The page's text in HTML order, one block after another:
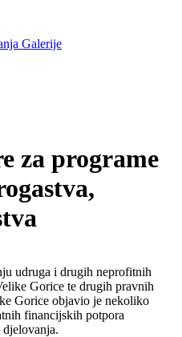
Galerije
za programe
udruga i drugih neprofitnih
Gorice te drugih pravnih
Gorice objavio je nekoliko
financijskih potpora